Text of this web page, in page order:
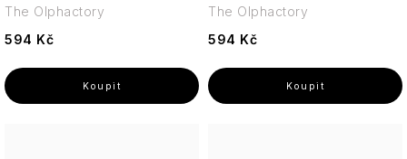
594 Kč
The Olphactory
594 Kč
The Olphactory